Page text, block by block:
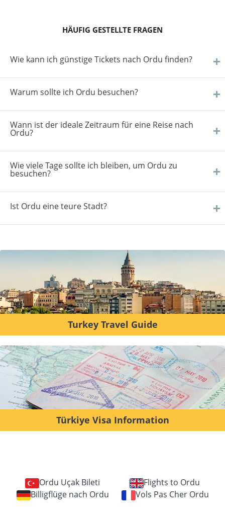
HÄUFIG GESTELLTE FRAGEN
Wie kann ich günstige Tickets nach Ordu finden?
Warum sollte ich Ordu besuchen?
Wann ist der ideale Zeitraum für eine Reise nach
Ordu?
Wie viele Tage sollte ich bleiben, um Ordu zu
besuchen?
Ist Ordu eine teure Stadt?
Turkey Travel Guide
Türkiye Visa Information
Ordu Uçak Bileti
Flights to Ordu
Billigflüge nach Ordu
Vols Pas Cher Ordu